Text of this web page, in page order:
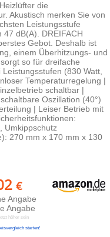
die
Akustisch merken Sie von
Leistungsstufe
dB(A). DREIFACH
Gebot. Deshalb ist
einem Überhitzungs- und
so für dreifache
(830 Watt,
Temperaturregelung |
schaltbar |
Oszillation (40°)
| Leiser Betrieb mit
Umkippschutz
270 mm x 170 mm x 130
€
Angabe
Angabe
höher sein
starten!